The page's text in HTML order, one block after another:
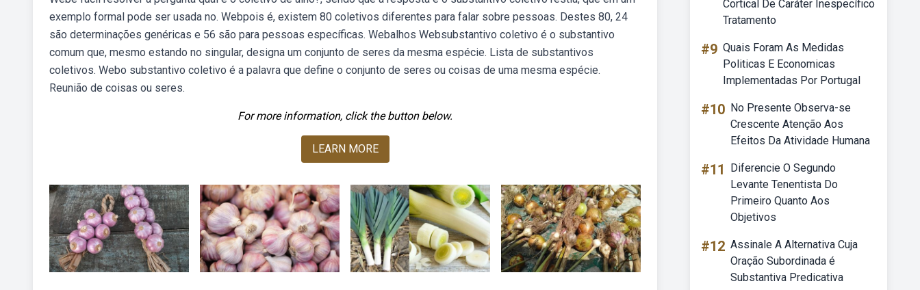
exemplo formal pode ser usada no. Webpois é, existem 80 coletivos diferentes para falar sobre pessoas. Destes 80, 24
são determinações genéricas e 56 são para pessoas específicas. Webalhos Websubstantivo coletivo é o substantivo
comum que, mesmo estando no singular, designa um conjunto de seres da mesma espécie. Lista de substantivos
coletivos. Webo substantivo coletivo é a palavra que define o conjunto de seres ou coisas de uma mesma espécie.
Reunião de coisas ou seres.
For more information, click the button below.
LEARN MORE
Cortical De Caráter Inespecífico
Tratamento
#9 Quais Foram As Medidas
Politicas E Economicas
Implementadas Por Portugal
#10 No Presente Observa-se
Crescente Atenção Aos
Efeitos Da Atividade Humana
#11
Diferencie O Segundo
Levante Tenentista Do
Primeiro Quanto Aos
Objetivos
#12 Assinale A Alternativa Cuja
Oração Subordinada é
Substantiva Predicativa